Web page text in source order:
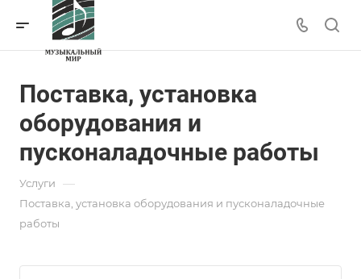
Поставка, установка
оборудования и
пусконаладочные работы
Услуги —
Поставка, установка оборудования и пусконаладочные
работы